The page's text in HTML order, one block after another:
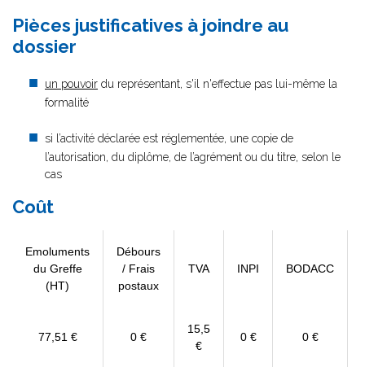
Pièces justificatives à joindre au
dossier
un pouvoir du représentant, s'il n'effectue pas lui-même la
formalité
si l’activité déclarée est réglementée, une copie de
l’autorisation, du diplôme, de l’agrément ou du titre, selon le
cas
Coût
Emoluments
du Greffe
(HT)
Débours
/ Frais
postaux
TVA INPI BODACC
77,51 € 0 €
15,5
€
0 € 0 €